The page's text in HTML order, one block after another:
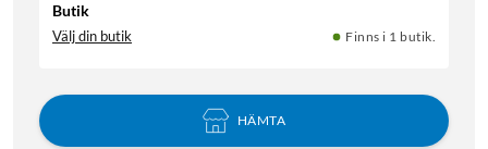
Butik
Välj din butik Finns i 1 butik.
HÄMTA